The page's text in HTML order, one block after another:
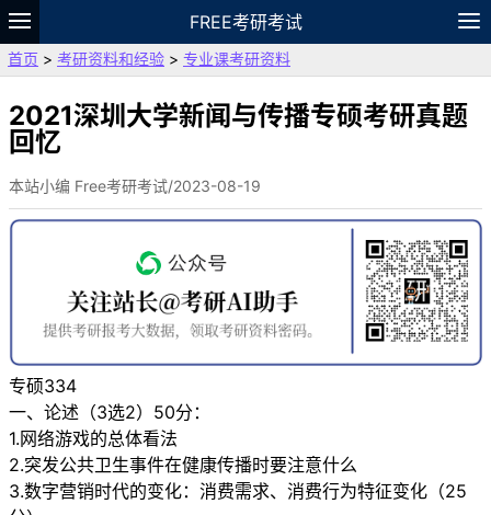
FREE考研考试
题库
故事 专题 APP
VIP
资料
首页 > 考研资料和经验 > 专业课考研资料
2021深圳大学新闻与传播专硕考研真题
回忆
本站小编 Free考研考试/2023-08-19
专硕334
一、论述（3选2）50分：
1.网络游戏的总体看法
2.突发公共卫生事件在健康传播时要注意什么
3.数字营销时代的变化：消费需求、消费行为特征变化（25